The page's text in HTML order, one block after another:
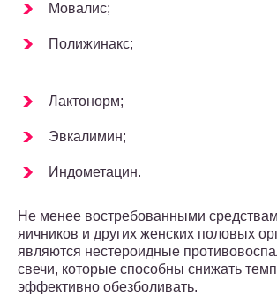
Мовалис;
Полижинакс;
Лактонорм;
Эвкалимин;
Индометацин.
Не менее востребованными
яичников и других женских половых
являются нестероидные
свечи, которые способны снижать
эффективно обезболивать.